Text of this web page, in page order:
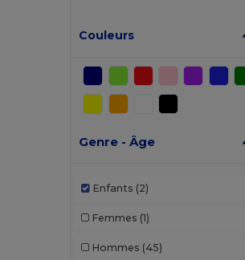
Couleurs
Genre - Âge
Enfants (2)
Femmes (1)
Hommes (45)